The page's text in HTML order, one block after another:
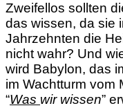
Zweifellos sollten
das wissen, da sie
Jahrzehnten die
nicht wahr? Und
wird Babylon, das
im Wachtturm vom
“Was wir wissen”